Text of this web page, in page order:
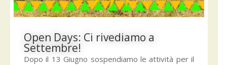
Open Days: Ci rivediamo a
Settembre!
Dopo il 13 Giugno sospendiamo le attività per il